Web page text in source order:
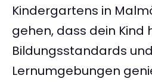
Kindergartens in
gehen, dass dein Kind
Bildungsstandards
Lernumgebungen